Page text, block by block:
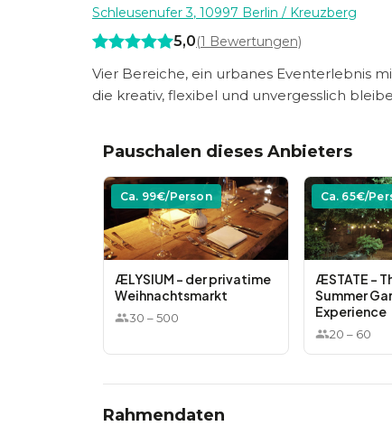
Schleusenufer 3, 10997 Berlin / Kreuzberg
5,0(1 Bewertungen)
Vier Bereiche, ein urbanes Eventerlebnis
die kreativ, flexibel und unvergesslich
Pauschalen dieses Anbieters
Ca. 99€/Person
ÆLYSIUM - der privatime
Weihnachtsmarkt
30 –500
Ca. 65€/
ÆSTATE –
Summer
Experience
20 – 60
Rahmendaten